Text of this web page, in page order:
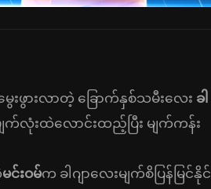
ဖွားလာတဲ့ ခြောက်နှစ်သမီးလေး ခါ
လုံးထဲလောင်းထည့်ပြီး မျက်ကန်း
မင်းဝမ်က ခါဂျာလေးမျက်စိပြန်မြင်နိုင်